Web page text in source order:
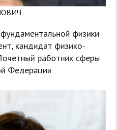
физики
кандидат физико-
работник сферы
Федерации